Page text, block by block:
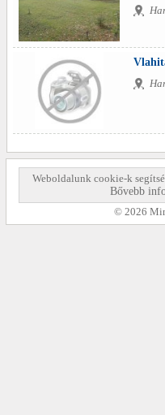
Weboldalunk cookie-k
Bővebb
© 2026